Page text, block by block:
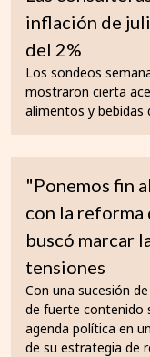
inflación de
del 2%
Los sondeos
mostraron cierta
alimentos y bebidas
"Ponemos fin
con la
buscó marcar
tensiones
Con una sucesión
de fuerte contenido
agenda política en
de su estrategia de